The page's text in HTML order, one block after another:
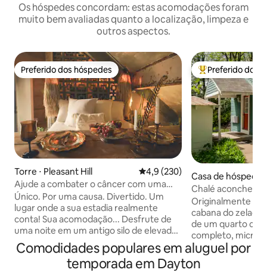
Os hóspedes concordam: estas acomodações foram
muito bem avaliadas quanto a localização, limpeza e
outros aspectos.
Preferido dos hóspedes
Preferido dos hóspedes
Torre ⋅ Pleasant Hill 4,9 de uma avaliação média de
4,9 (230)
Ajude a combater o câncer com uma
estadia
Único. Por uma causa. Divertido. Um
lugar onde a sua estadia realmente
conta! Sua acomodação... Desfrute de
uma noite em um antigo silo de elevador
de grãos que agora é o lar de um layout
de conceito totalmente aberto com a
cama mais confortável, uma banheira de
Entre os
Preferido dos
Casa de
n
Chalé
Armstrong
Originalmente
cabana do
de um quarto
completo, micro-
Estacionamento
entrada isolada
perfeita para
Comodidades populares em aluguel por
temporada em Dayton